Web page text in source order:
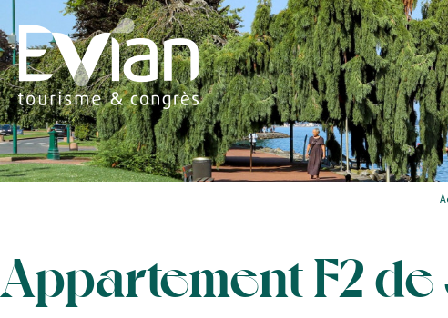
Appartement F2